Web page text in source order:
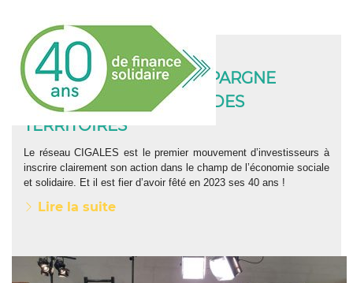
1983 – 2023 : 40 ANS D’ÉPARGNE
CITOYENNE AU PROFIT DES
TERRITOIRES
Le réseau CIGALES est le premier mouvement d’investisseurs à
inscrire clairement son action dans le champ de l’économie sociale
et solidaire. Et il est fier d’avoir fêté en 2023 ses 40 ans !
Lire la suite